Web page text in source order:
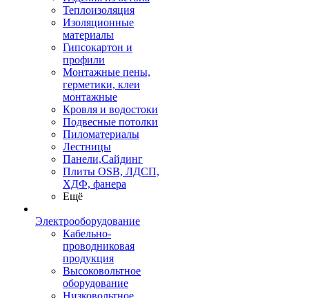
Теплоизоляция
Изоляционные
материалы
Гипсокартон и
профили
Монтажные пены,
герметики, клеи
монтажные
Кровля и водостоки
Подвесные потолки
Пиломатериалы
Лестницы
Панели,Сайдинг
Плиты OSB, ЛДСП,
ХДФ, фанера
Ещё
Электрооборудование
Кабельно-
проводниковая
продукция
Высоковольтное
оборудование
Низковольтное